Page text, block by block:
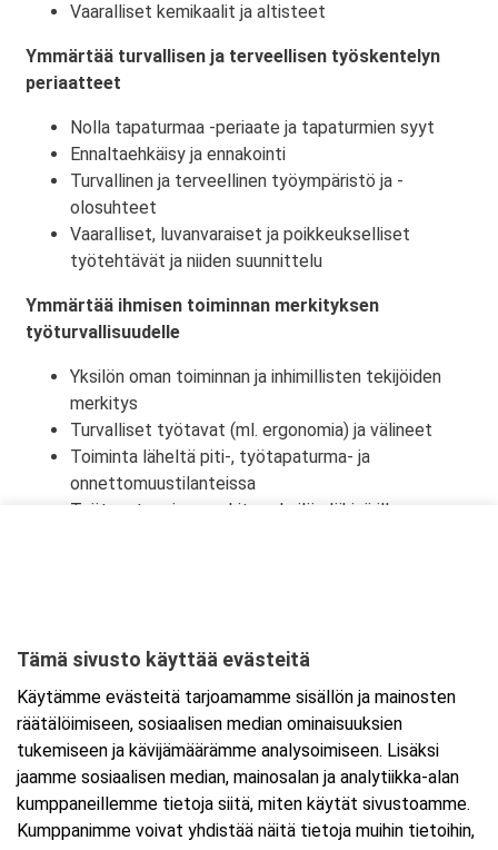
Vaaralliset kemikaalit ja altisteet
Ymmärtää turvallisen ja terveellisen työskentelyn
periaatteet
Nolla tapaturmaa -periaate ja tapaturmien syyt
Ennaltaehkäisy ja ennakointi
Turvallinen ja terveellinen työympäristö ja -
olosuhteet
Vaaralliset, luvanvaraiset ja poikkeukselliset
työtehtävät ja niiden suunnittelu
Ymmärtää ihmisen toiminnan merkityksen
työturvallisuudelle
Yksilön oman toiminnan ja inhimillisten tekijöiden
merkitys
Turvalliset työtavat (ml. ergonomia) ja välineet
Toiminta läheltä piti-, työtapaturma- ja
onnettomuustilanteissa
Työtapaturmien merkitys yksilön lähipiirille,
Ajankohta
Alkaa:18.11.2025 08:30
Päättyy:18.11.2025 16:00
Lisää tapahtuma kalenteriisi
Tämä sivusto käyttää evästeitä
Käytämme evästeitä tarjoamamme sisällön ja mainosten
räätälöimiseen, sosiaalisen median ominaisuuksien
tukemiseen ja kävijämäärämme analysoimiseen. Lisäksi
jaamme sosiaalisen median, mainosalan ja analytiikka-alan
kumppaneillemme tietoja siitä, miten käytät sivustoamme.
Kumppanimme voivat yhdistää näitä tietoja muihin tietoihin,